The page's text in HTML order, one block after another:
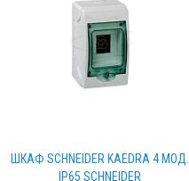
ШКАФ SCHNEIDER KAEDRA 4 МОД.
IP65 SCHNEIDER